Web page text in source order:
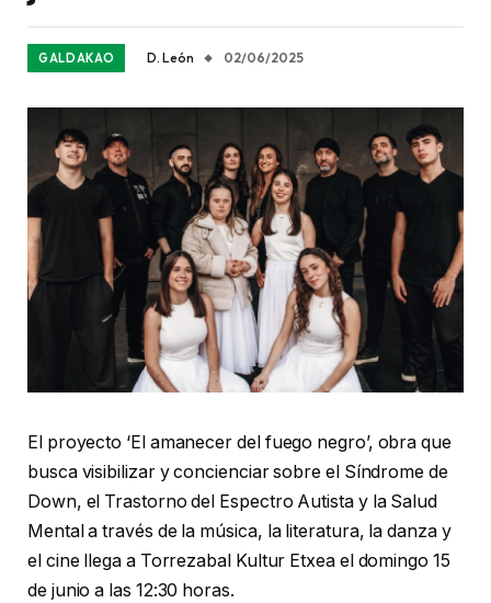
GALDAKAO D. León 02/06/2025
El proyecto ‘El amanecer del fuego negro’, obra que
busca visibilizar y concienciar sobre el Síndrome de
Down, el Trastorno del Espectro Autista y la Salud
Mental a través de la música, la literatura, la danza y
el cine llega a Torrezabal Kultur Etxea el domingo 15
de junio a las 12:30 horas.